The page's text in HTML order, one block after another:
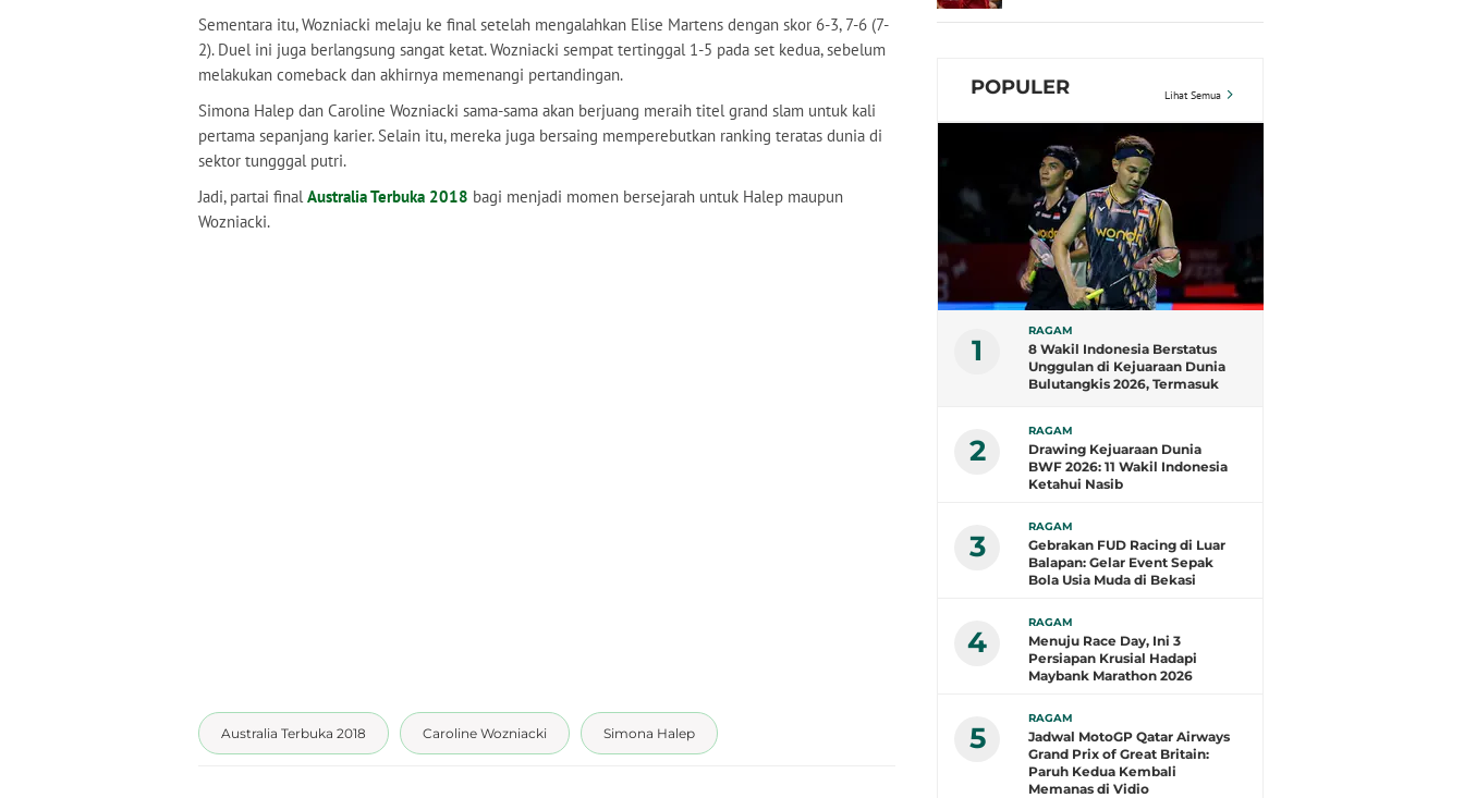
Sementara itu, Wozniacki melaju ke final setelah mengalahkan Elise Martens dengan skor 6-3, 7-6 (7-
2). Duel ini juga berlangsung sangat ketat. Wozniacki sempat tertinggal 1-5 pada set kedua, sebelum
melakukan comeback dan akhirnya memenangi pertandingan.
Simona Halep dan Caroline Wozniacki sama-sama akan berjuang meraih titel grand slam untuk kali
pertama sepanjang karier. Selain itu, mereka juga bersaing memperebutkan ranking teratas dunia di
sektor tungggal putri.
Jadi, partai finalAustralia Terbuka 2018 bagi menjadi momen bersejarah untuk Halep maupun
Wozniacki.
Australia Terbuka 2018 Caroline Wozniacki Simona Halep
POPULER Lihat Semua
1
RAGAM
8 Wakil Indonesia Berstatus
Unggulan di Kejuaraan Dunia
Bulutangkis 2026, Termasuk
2
RAGAM
Drawing Kejuaraan Dunia
BWF 2026: 11 Wakil Indonesia
Ketahui Nasib
3
RAGAM
Gebrakan FUD Racing di Luar
Balapan: Gelar Event Sepak
Bola Usia Muda di Bekasi
4
RAGAM
Menuju Race Day, Ini 3
Persiapan Krusial Hadapi
Maybank Marathon 2026
5
RAGAM
Jadwal MotoGP Qatar Airways
Grand Prix of Great Britain:
Paruh Kedua Kembali
Memanas di Vidio